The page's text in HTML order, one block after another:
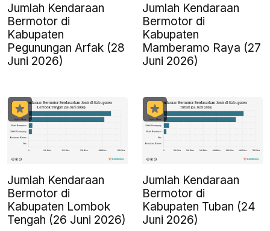
Jumlah Kendaraan
Bermotor di
Kabupaten
Pegunungan Arfak (28
Juni 2026)
Jumlah Kendaraan
Bermotor di
Kabupaten
Mamberamo Raya (27
Juni 2026)
Jumlah Kendaraan
Bermotor di
Kabupaten Lombok
Tengah (26 Juni 2026)
Jumlah Kendaraan
Bermotor di
Kabupaten Tuban (24
Juni 2026)